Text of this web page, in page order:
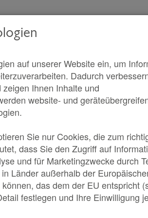
Videos Spiele
auf unserer Website ein, um
Dadurch
Ihnen Inhalte und
website- und
Sie nur Cookies, die zum
dass Sie den Zugriff auf
und für Marketingzwecke durch
Länder außerhalb der
das dem der EU entspricht
festlegen und Ihre Einwilligung